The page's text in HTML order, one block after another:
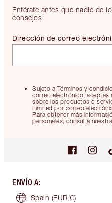
Entérate antes que nadie de
consejos
Sujeto a Términos y
correo electrónico, aceptas
sobre los productos o
Limited por correo
Para obtener más
personales, consulta
Dirección de correo
ENVÍO A:
Spain (EUR €)